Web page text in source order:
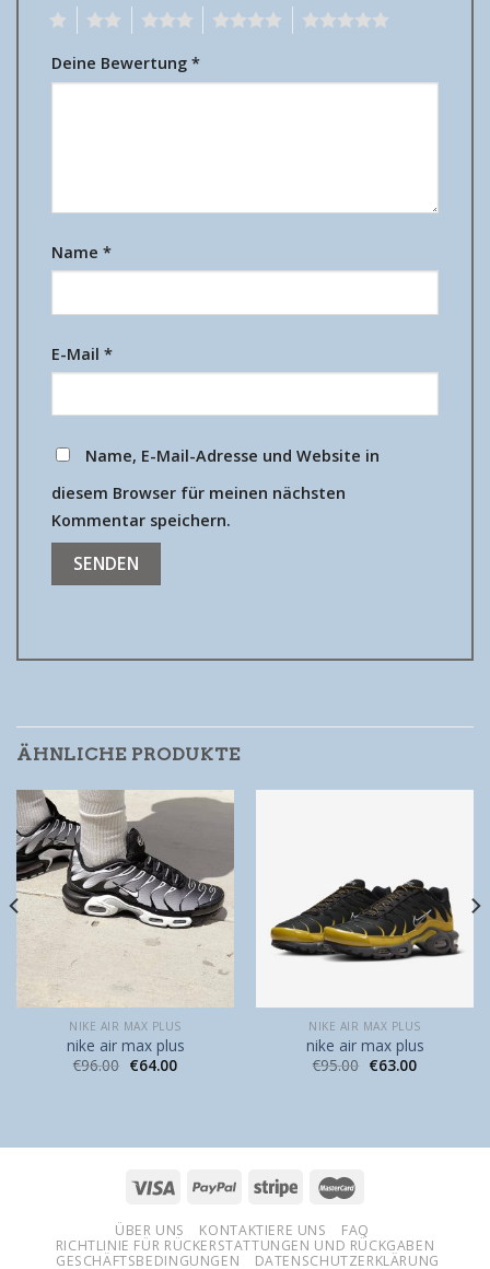
Deine Bewertung *
Name *
E-Mail *
Name, E-Mail-Adresse und Website in
diesem Browser für meinen nächsten
Kommentar speichern.
ÄHNLICHE PRODUKTE
NIKE AIR MAX PLUS
nike air max plus
€96.00 €64.00
NIKE AIR MAX PLUS
nike air max plus
€95.00 €63.00
ÜBER UNS KONTAKTIERE UNS
FAQ
RICHTLINIE FÜR RÜCKERSTATTUNGEN UND RÜCKGABEN
GESCHÄFTSBEDINGUNGEN
DATENSCHUTZERKLÄRUNG